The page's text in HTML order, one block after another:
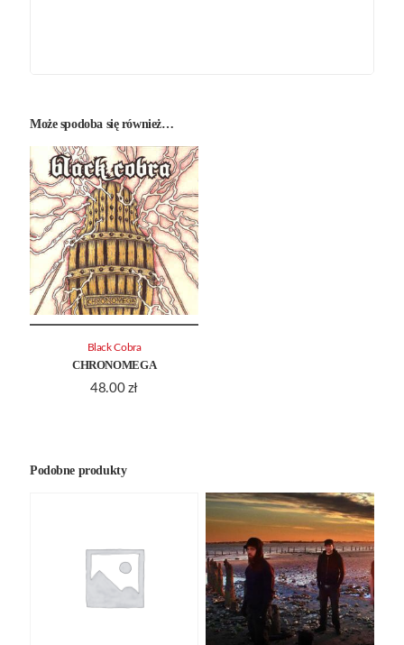
Może spodoba się również…
CHRONOMEGA
48.00 zł
Black Cobra
Podobne produkty